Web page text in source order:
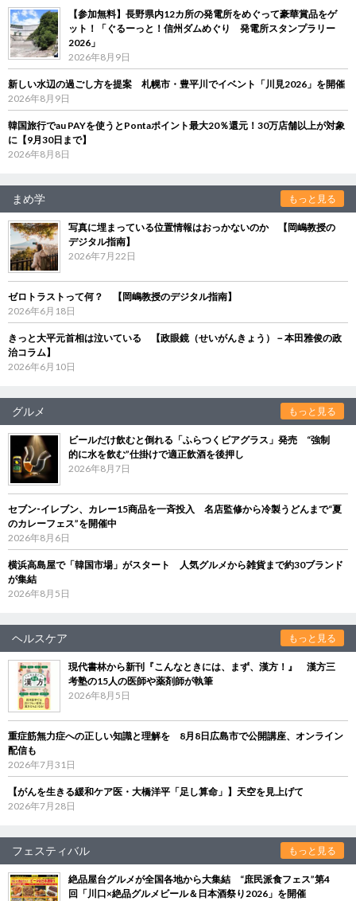
【参加無料】長野県内12カ所の発電所をめぐって豪華賞品をゲ
ット！「ぐるーっと！信州ダムめぐり 発電所スタンプラリー
2026」
2026年8月9日
新しい水辺の過ごし方を提案 札幌市・豊平川でイベント「川見2026」を開催
2026年8月9日
韓国旅行でau PAYを使うとPontaポイント最大20％還元！30万店舗以上が対象
に【9月30日まで】
2026年8月8日
まめ学 もっと見る
写真に埋まっている位置情報はおっかないのか 【岡嶋教授の
デジタル指南】
2026年7月22日
ゼロトラストって何？ 【岡嶋教授のデジタル指南】
2026年6月18日
きっと大平元首相は泣いている 【政眼鏡（せいがんきょう）－本田雅俊の政
治コラム】
2026年6月10日
グルメ もっと見る
ビールだけ飲むと倒れる「ふらつくビアグラス」発売 “強制
的に水を飲む”仕掛けで適正飲酒を後押し
2026年8月7日
セブン‐イレブン、カレー15商品を一斉投入 名店監修から冷製うどんまで“夏
のカレーフェス”を開催中
2026年8月6日
横浜高島屋で「韓国市場」がスタート 人気グルメから雑貨まで約30ブランド
が集結
2026年8月5日
ヘルスケア もっと見る
現代書林から新刊『こんなときには、まず、漢方！』 漢方三
考塾の15人の医師や薬剤師が執筆
2026年8月5日
重症筋無力症への正しい知識と理解を 8月8日広島市で公開講座、オンライン
配信も
2026年7月31日
【がんを生きる緩和ケア医・大橋洋平「足し算命」】天空を見上げて
2026年7月28日
フェスティバル もっと見る
絶品屋台グルメが全国各地から大集結 “庶民派食フェス”第4
回「川口×絶品グルメビール＆日本酒祭り2026」を開催